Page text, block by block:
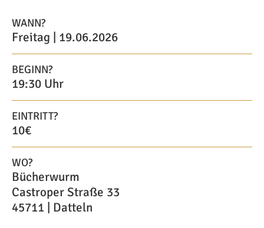
WANN?
Freitag | 19.06.2026
BEGINN?
19:30 Uhr
EINTRITT?
10€
WO?
Bücherwurm
Castroper Straße 33
45711 | Datteln